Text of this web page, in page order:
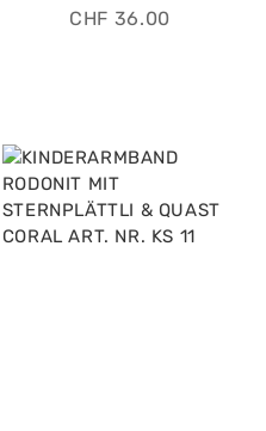
CHF 36.00